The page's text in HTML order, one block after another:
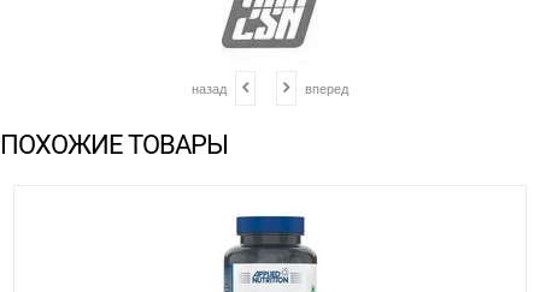
назад вперед
ПОХОЖИЕ ТОВАРЫ